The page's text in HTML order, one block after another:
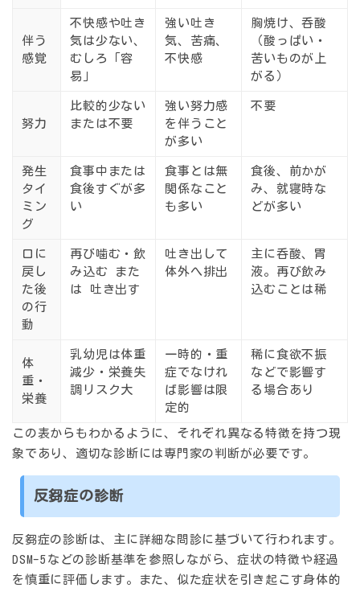
伴う
感覚
不快感や吐き
気は少ない、
むしろ「容
易」
強い吐き
気、苦痛、
不快感
胸焼け、呑酸
（酸っぱい・
苦いものが上
がる）
努力
比較的少ない
または不要
強い努力感
を伴う こと
が多い
不要
発生
タイ
ミン
グ
食事中または
食後すぐが多
い
食事とは無
関係なこと
も多い
食後、前かが
み、就寝時な
どが多い
口に
戻し
た後
の行
動
再び噛む・飲
み込む また
は 吐き出す
吐き出して
体外へ排出
主に呑酸、胃
液。再び飲み
込むことは稀
体
重・
栄養
乳幼児は体重
減少・栄養失
調リスク大
一時的・重
症でなけれ
ば影響は限
定的
稀に食欲不振
などで影響す
る場合あり
この表からもわかるように、それぞれ異なる特徴を持つ現
象であり、適切な診断には専門家の判断が必要です。
反芻症の診断
反芻症の診断は、主に 詳細な問診に基づいて行われます。
DSM-5などの診断基準を参照しながら、症状の特徴や経過
を慎重に評価します。また、似た症状を引き起こす身体的